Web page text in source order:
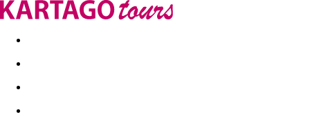
Last minute Dovolenkové kluby